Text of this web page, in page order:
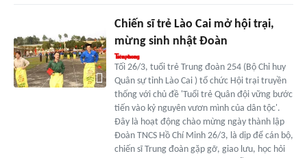
Chiến sĩ trẻ Lào Cai mở hội trại,
mừng sinh nhật Đoàn
Tối 26/3, tuổi trẻ Trung đoàn 254 (Bộ Chỉ huy
Quân sự tỉnh Lào Cai ) tổ chức Hội trại truyền
thống với chủ đề 'Tuổi trẻ Quân đội vững bước
tiến vào kỷ nguyên vươn mình của dân tộc'.
Đây là hoạt động chào mừng ngày thành lập
Đoàn TNCS Hồ Chí Minh 26/3, là dịp để cán bộ,
chiến sĩ Trung đoàn gặp gỡ, giao lưu, học hỏi